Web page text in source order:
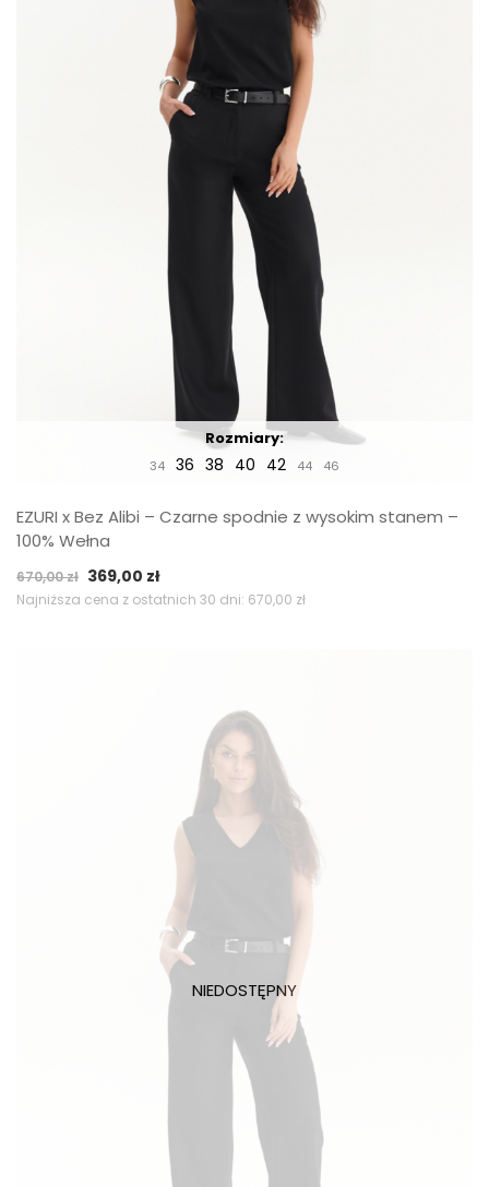
Rozmiary:
34 36 38 40 42 44 46
EZURI x Bez Alibi – Czarne spodnie z wysokim stanem –
100% Wełna
670,00zł Pierwotna
cena
369,00 złAktualna
cena
Najniższa cena z ostatnich 30 dni: 670,00 zł